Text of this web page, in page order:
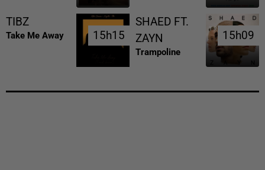
TIBZ
Take Me Away 15h15
15h15
SHAED FT.
ZAYN
Trampoline
15h09
15h09